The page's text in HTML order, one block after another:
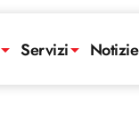
Servizi Notizie